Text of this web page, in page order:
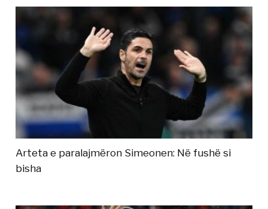
Arteta e paralajmëron Simeonen: Në fushë si
bisha